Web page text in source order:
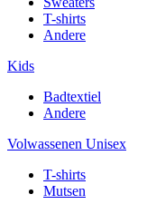
T-shirts
Andere
Kids
Badtextiel
Andere
Volwassenen Unisex
T-shirts
Mutsen